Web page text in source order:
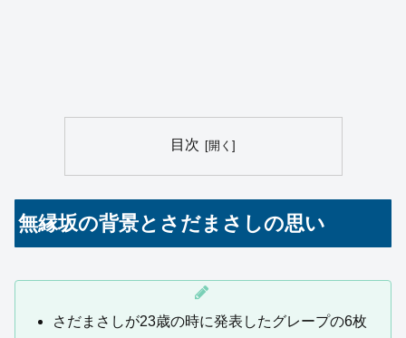
目次
無縁坂の背景とさだまさしの思い
さだまさしが23歳の時に発表したグレープの6枚